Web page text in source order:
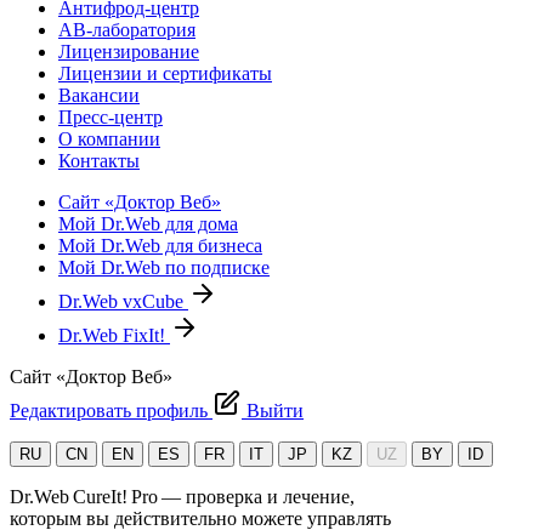
Антифрод-центр
АВ-лаборатория
Лицензирование
Лицензии и сертификаты
Вакансии
Пресс-центр
О компании
Контакты
Сайт «Доктор Веб»
Мой Dr.Web для дома
Мой Dr.Web для бизнеса
Мой Dr.Web по подписке
Dr.Web vxCube
Dr.Web FixIt!
Сайт «Доктор Веб»
Редактировать профиль
Выйти
RU CN EN ES FR IT JP KZ UZ BY ID
Dr.Web CureIt! Pro — проверка и лечение,
которым вы действительно можете управлять